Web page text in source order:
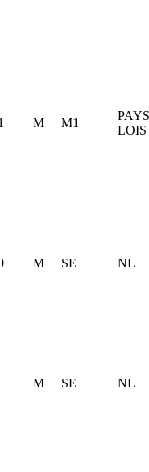
M M1
M SE NL
M SE
NL